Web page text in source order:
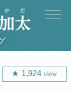
1,924view